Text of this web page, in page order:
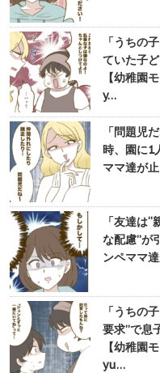
「うちの
ていた子
【幼稚園
y…
「問題児
時、園に1
ママ達が
「友達は
な配慮”が
ンペママ
「うちの
要求”で息
【幼稚園
yu…